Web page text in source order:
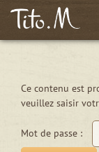
Passer
Ce contenu est
veuillez saisir
Mot de passe :